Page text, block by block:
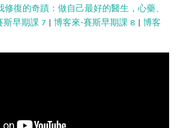
復的奇蹟：做自己最好的醫生，心藥、
斯早期課 7 | 博客來-賽斯早期課 8 | 博客